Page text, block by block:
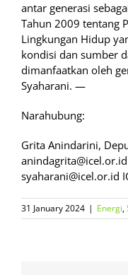
antar generasi
Tahun 2009 tentang
Lingkungan Hidup
kondisi dan sumber
dimanfaatkan oleh
Syaharani. —
Narahubung:
Grita Anindarini,
syaharani@icel.or.id
31 January 2024 | Energi,